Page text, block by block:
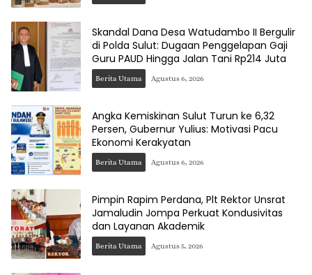
Skandal Dana Desa Watudambo II Bergulir
di Polda Sulut: Dugaan Penggelapan Gaji
Guru PAUD Hingga Jalan Tani Rp214 Juta
Berita Utama Agustus 6, 2026
Angka Kemiskinan Sulut Turun ke 6,32
Persen, Gubernur Yulius: Motivasi Pacu
Ekonomi Kerakyatan
Berita Utama Agustus 6, 2026
Pimpin Rapim Perdana, Plt Rektor Unsrat
Jamaludin Jompa Perkuat Kondusivitas
dan Layanan Akademik
Berita Utama Agustus 5, 2026